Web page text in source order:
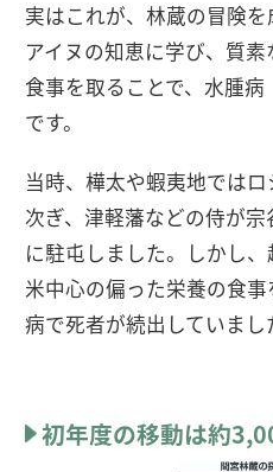
実はこれが、林蔵の冒険を
アイヌの知恵に学び、質
食事を取ることで、水腫
です。
当時、樺太や蝦夷地では
次ぎ、津軽藩などの侍が
に駐屯しました。しかし
米中心の偏った栄養の食
病で死者が続出していまし
初年度の移動は約